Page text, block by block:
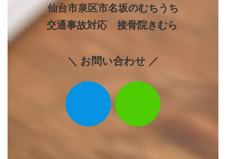
仙台市泉区市名坂のむちうち
交通事故対応 接骨院きむら
＼ お問い合わせ ／